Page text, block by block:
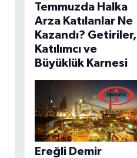
Temmuzda Halka
Arza Katılanlar Ne
Kazandı? Getiriler,
Katılımcı ve
Büyüklük Karnesi
Ereğli Demir